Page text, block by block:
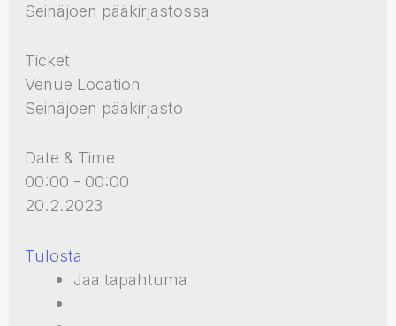
Seinäjoen pääkirjastossa
Ticket
Venue Location
Seinäjoen pääkirjasto
Date & Time
00:00 - 00:00
20.2.2023
Tulosta
Jaa tapahtuma